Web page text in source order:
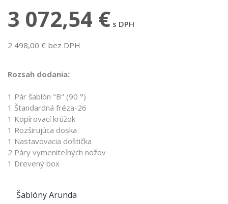
3 072,54 € s DPH
2 498,00 € bez DPH
Rozsah dodania:
1 Pár šablón "B" (90 °)
1 Štandardná fréza-26
1 Kopírovací krúžok
1 Rozširujúca doska
1 Nastavovacia doštička
2 Páry vymeniteľných nožov
1 Drevený box
Šablóny Arunda